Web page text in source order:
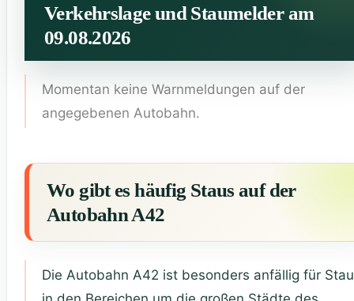
Verkehrslage und Staumelder am
09.08.2026
Momentan keine Warnmeldungen auf der
angegebenen Autobahn.
Wo gibt es häufig Staus auf der
Autobahn A42
Die Autobahn A42 ist besonders anfällig für